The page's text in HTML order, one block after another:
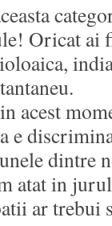
Oricat ai
acest
e
dintre
atat in
ar trebui